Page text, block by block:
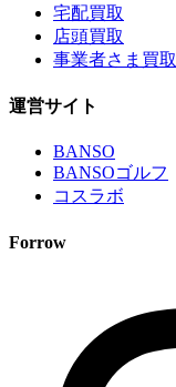
宅配買取
店頭買取
事業者さま買取
運営サイト
BANSO
BANSOゴルフ
コスラボ
Forrow